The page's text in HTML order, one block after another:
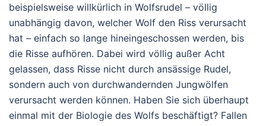
beispielsweise willkürlich in Wolfsrudel – völlig
unabhängig davon, welcher Wolf den Riss verursacht
hat – einfach so lange hineingeschossen werden, bis
die Risse aufhören. Dabei wird völlig außer Acht
gelassen, dass Risse nicht durch ansässige Rudel,
sondern auch von durchwandernden Jungwölfen
verursacht werden können. Haben Sie sich überhaupt
einmal mit der Biologie des Wolfs beschäftigt? Fallen